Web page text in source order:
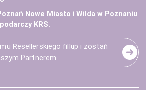
Nowe Miasto i Wilda w Poznaniu
KRS.
Resellerskiego fillup i zostań
Partnerem.